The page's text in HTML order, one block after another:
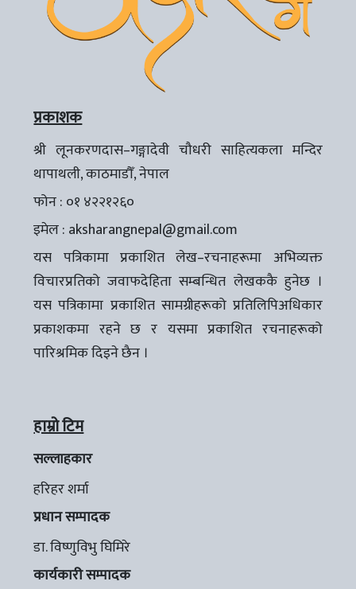
प्रकाशक
श्री लूनकरणदास–गङ्गादेवी चौधरी साहित्यकला मन्दिर
थापाथली, काठमाडौँ, नेपाल
फोन : ०१ ४२२१२६०
इमेल : aksharangnepal@gmail.com
यस पत्रिकामा प्रकाशित लेख–रचनाहरूमा अभिव्यक्त
विचारप्रतिको जवाफदेहिता सम्बन्धित लेखककै हुनेछ ।
यस पत्रिकामा प्रकाशित सामग्रीहरूको प्रतिलिपिअधिकार
प्रकाशकमा रहने छ र यसमा प्रकाशित रचनाहरूको
पारिश्रमिक दिइने छैन ।
हाम्रो टिम
सल्लाहकार
हरिहर शर्मा
प्रधान सम्पादक
डा. विष्णुविभु घिमिरे
कार्यकारी सम्पादक